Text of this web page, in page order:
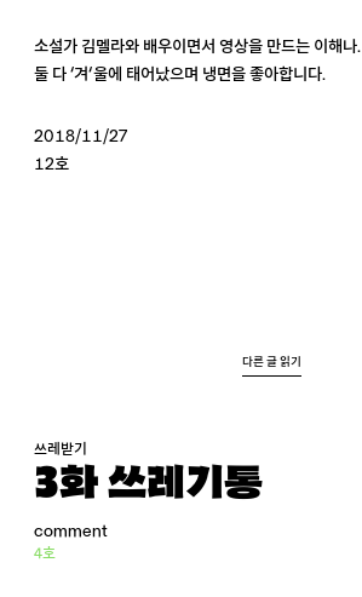
소설가 김멜라와 배우이면서 영상을 만드는 이해나.
둘 다 ‘겨’울에 태어났으며 냉면을 좋아합니다.
2018/11/27
12호
다른 글 읽기
쓰레받기
3화 쓰레기통
comment
4호